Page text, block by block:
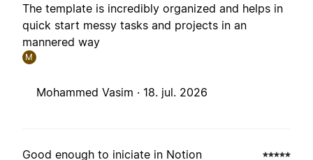
The template is incredibly organized and helps in
quick start messy tasks and projects in an
mannered way
M
Mohammed Vasim · 18. jul. 2026
Good enough to iniciate in Notion